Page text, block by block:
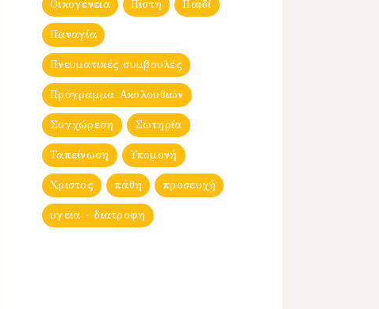
Οικογένεια Πίστη Παιδί
Παναγία
Πνευματικές συμβουλές
Πρόγραμμα Ακολουθιών
Συγχώρεση Σωτηρία
Ταπείνωση Υπομονή
Χριστός πάθη προσευχή
υγεια - διατροφη